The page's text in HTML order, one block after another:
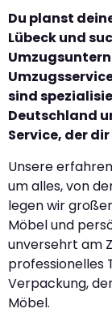
Du planst
Lübeck und
sind
Deutschland
Service, der
Unsere
um alles, von
legen wir
Möbel und
unversehrt am
professionelles
Verpackung,
Möbel.